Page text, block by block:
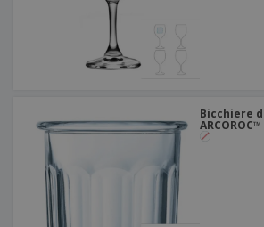
Bicchiere